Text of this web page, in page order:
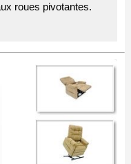
roues pivotantes.